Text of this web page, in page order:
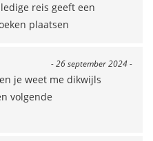
reis geeft een
plaatsen
- 26 september 2024 -
je weet me dikwijls
volgende